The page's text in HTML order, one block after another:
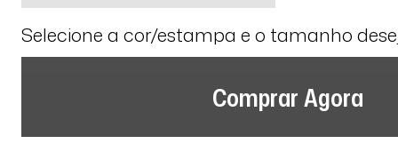
Selecione a cor/estampa e o tamanho
Comprar Agora